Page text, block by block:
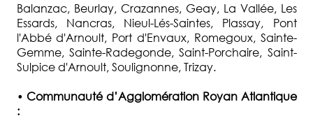
Balanzac, Beurlay, Crazannes, Geay, La Vallée, Les
Essards, Nancras, Nieul-Lés-Saintes, Plassay, Pont
l'Abbé d'Arnoult, Port d'Envaux, Romegoux, Sainte-
Gemme, Sainte-Radegonde, Saint-Porchaire, Saint-
Sulpice d'Arnoult, Soulignonne, Trizay.
•Communauté d’Agglomération Royan Atlantique
: